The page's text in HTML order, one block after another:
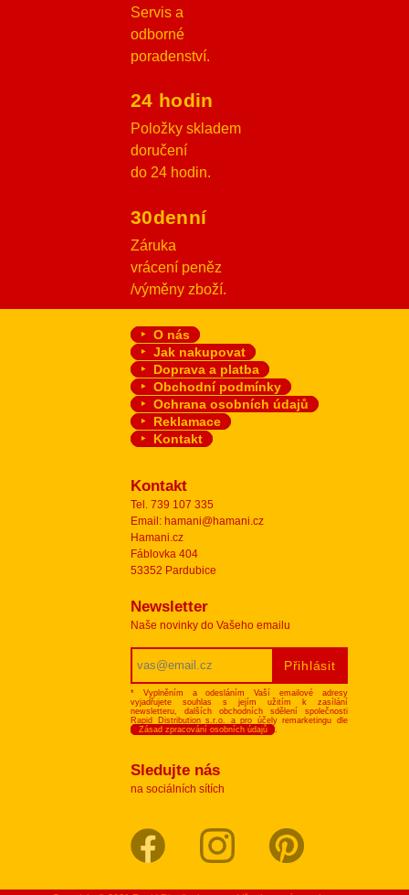
Servis a
odborné
poradenství.
24 hodin
Položky skladem
doručení
do 24 hodin.
30denní
Záruka
vrácení peněz
/výměny zboží.
O nás
Jak nakupovat
Doprava a platba
Obchodní podmínky
Ochrana osobních údajů
Reklamace
Kontakt
Kontakt
Tel. 739 107 335
Email: hamani@hamani.cz
Hamani.cz
Fáblovka 404
53352 Pardubice
Newsletter
Naše novinky do Vašeho emailu
* Vyplněním a odesláním Vaší emailové adresy
vyjadřujete souhlas s jejím užitím k zasílání
newsletteru, dalších obchodních sdělení společnosti
Rapid Distribution s.r.o. a pro účely remarketingu dle
Zásad zpracování osobních údajů
Sledujte nás
na sociálních sítích